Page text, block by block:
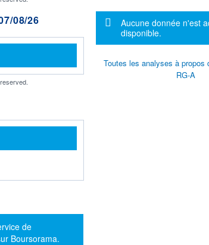
08/26
de
Boursorama.
Message
Aucune donnée n'est
disponible.
Toutes les analyses à propos
RG-A